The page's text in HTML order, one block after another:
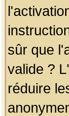
sûr que
valide ?
réduire